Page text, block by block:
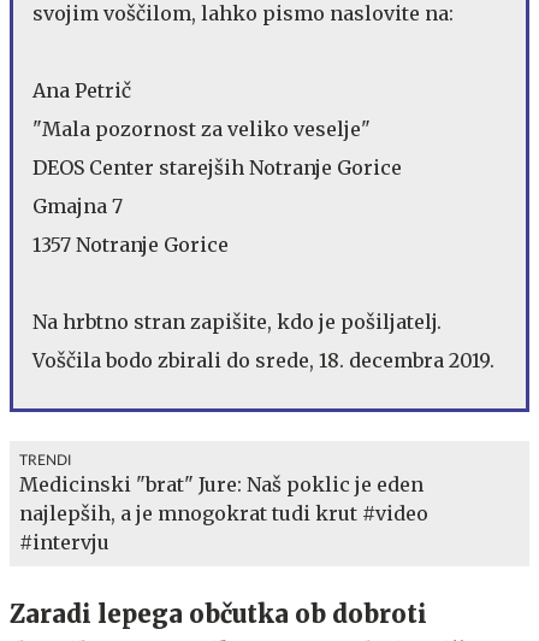
svojim voščilom, lahko pismo naslovite na:
Ana Petrič
"Mala pozornost za veliko veselje"
DEOS Center starejših Notranje Gorice
Gmajna 7
1357 Notranje Gorice
Na hrbtno stran zapišite, kdo je pošiljatelj.
Voščila bodo zbirali do srede, 18. decembra 2019.
TRENDI
Medicinski "brat" Jure: Naš poklic je eden
najlepših, a je mnogokrat tudi krut #video
#intervju
Zaradi lepega občutka ob dobroti